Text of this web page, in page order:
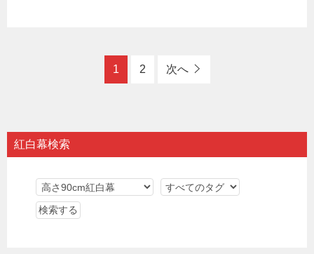
1 2 次へ
紅白幕検索